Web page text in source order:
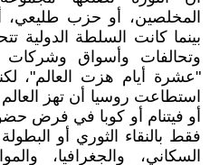
المخلصين، أو حزب طليعي،
بينما كانت السلطة
وتحالفات وأسواق وشركات
"عشرة أيام هزت العالم"،
استطاعت روسيا أن تهز
أو فيتنام أو كوبا في فرض
فقط بالنقاء الثوري أو
السكاني، والجغرافيا،